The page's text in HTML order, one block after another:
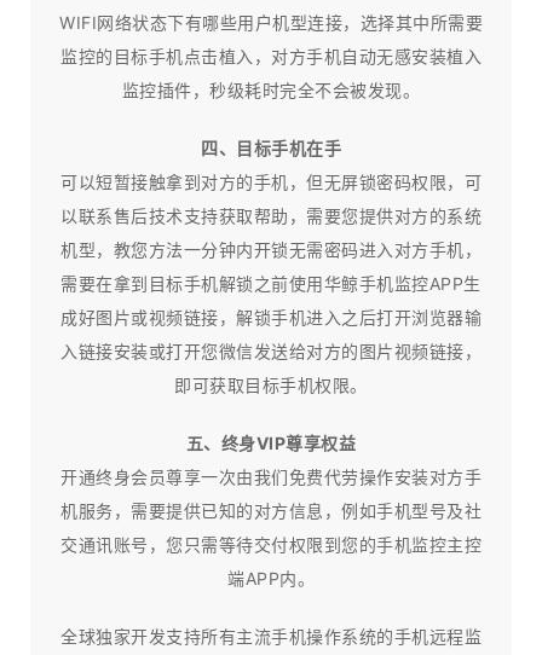
WIFI网络状态下有哪些用户机型连接，选择其中所需要
监控的目标手机点击植入，对方手机自动无感安装植入
监控插件，秒级耗时完全不会被发现。
四、目标手机在手
可以短暂接触拿到对方的手机，但无屏锁密码权限，可
以联系售后技术支持获取帮助，需要您提供对方的系统
机型，教您方法一分钟内开锁无需密码进入对方手机，
需要在拿到目标手机解锁之前使用华鲸手机监控APP生
成好图片或视频链接，解锁手机进入之后打开浏览器输
入链接安装或打开您微信发送给对方的图片视频链接，
即可获取目标手机权限。
五、终身VIP尊享权益
开通终身会员尊享一次由我们免费代劳操作安装对方手
机服务，需要提供已知的对方信息，例如手机型号及社
交通讯账号，您只需等待交付权限到您的手机监控主控
端APP内。
全球独家开发支持所有主流手机操作系统的手机远程监